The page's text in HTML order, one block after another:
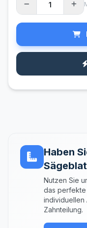
Haben
Nutzen Sie
das perfekte
individuellen
Zahnteilung.